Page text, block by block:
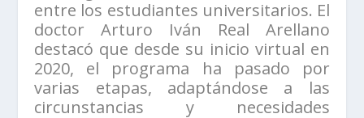
entre los estudiantes universitarios. El
doctor Arturo Iván Real Arellano
destacó que desde su inicio virtual en
2020, el programa ha pasado por
varias etapas, adaptándose a las
circunstancias y necesidades